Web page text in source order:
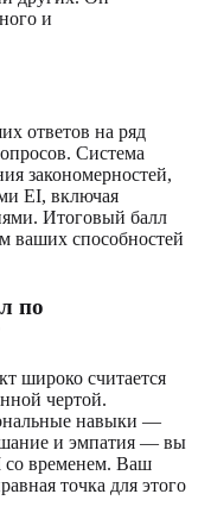
и
ответов на ряд
Система
закономерностей,
EI, включая
Итоговый балл
ваших способностей
по
широко считается
чертой.
навыки —
и эмпатия — вы
со временем. Ваш
точка для этого